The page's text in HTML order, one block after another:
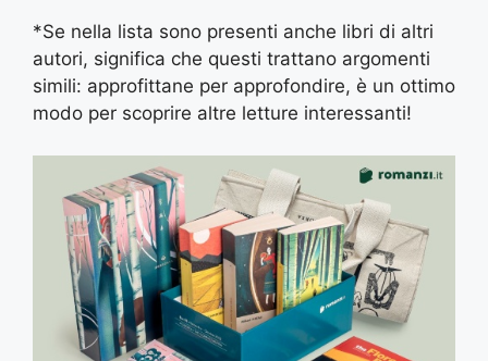
*Se nella lista sono presenti anche libri di altri
autori, significa che questi trattano argomenti
simili: approfittane per approfondire, è un ottimo
modo per scoprire altre letture interessanti!